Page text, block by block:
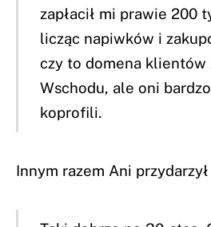
zapłacił mi prawie 200
licząc napiwków i
czy to domena klientów
Wschodu, ale oni
koprofili.
Innym razem Ani